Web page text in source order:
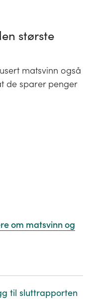
største
matsvinn også
de sparer penger
om matsvinn og
til sluttrapporten